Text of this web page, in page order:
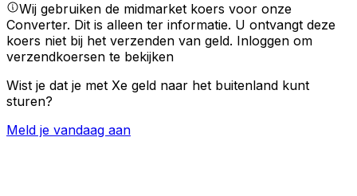
Wij gebruiken de midmarket koers voor onze
Converter. Dit is alleen ter informatie. U ontvangt deze
koers niet bij het verzenden van geld. Inloggen om
verzendkoersen te bekijken
Wist je dat je met Xe geld naar het buitenland kunt
sturen?
Meld je vandaag aan